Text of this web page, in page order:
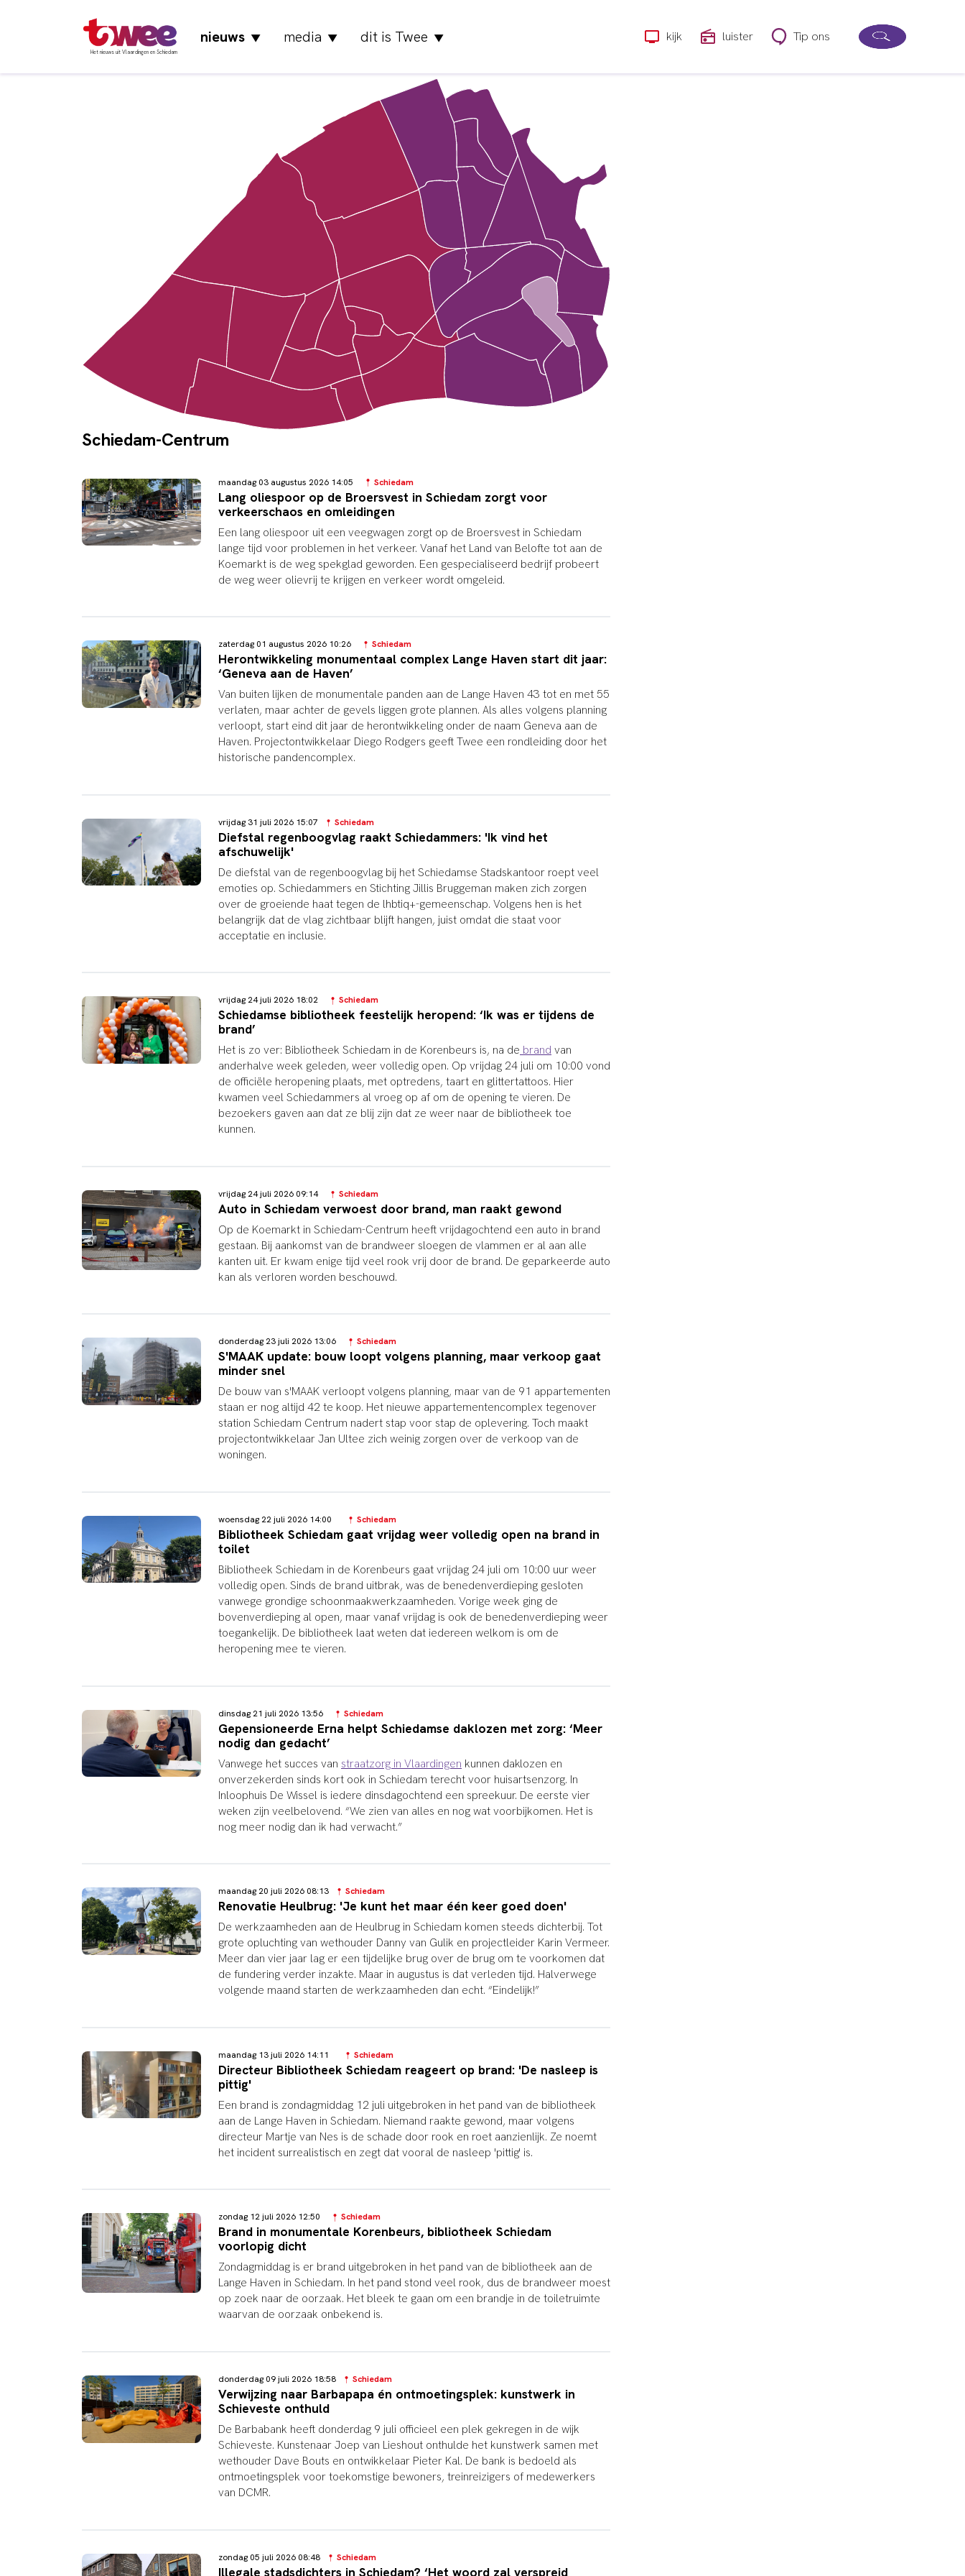
Het nieuws uit Vlaardingen en Schiedam
nieuws▼ media ▼ dit is Twee ▼ kijk luister Tip ons
Schiedam-Centrum
maandag 03 augustus 2026 14:05 Schiedam
Lang oliespoor op de Broersvest in Schiedam zorgt voor
verkeerschaos en omleidingen
Een lang oliespoor uit een veegwagen zorgt op de Broersvest in Schiedam
lange tijd voor problemen in het verkeer. Vanaf het Land van Belofte tot aan de
Koemarkt is de weg spekglad geworden. Een gespecialiseerd bedrijf probeert
de weg weer olievrij te krijgen en verkeer wordt omgeleid.
zaterdag 01 augustus 2026 10:26 Schiedam
Herontwikkeling monumentaal complex Lange Haven start dit jaar:
‘Geneva aan de Haven’
Van buiten lijken de monumentale panden aan de Lange Haven 43 tot en met 55
verlaten, maar achter de gevels liggen grote plannen. Als alles volgens planning
verloopt, start eind dit jaar de herontwikkeling onder de naam Geneva aan de
Haven. Projectontwikkelaar Diego Rodgers geeft Twee een rondleiding door het
historische pandencomplex.
vrijdag 31 juli 2026 15:07 Schiedam
Diefstal regenboogvlag raakt Schiedammers: 'Ik vind het
afschuwelijk'
De diefstal van de regenboogvlag bij het Schiedamse Stadskantoor roept veel
emoties op. Schiedammers en Stichting Jillis Bruggeman maken zich zorgen
over de groeiende haat tegen de lhbtiq+-gemeenschap. Volgens hen is het
belangrijk dat de vlag zichtbaar blijft hangen, juist omdat die staat voor
acceptatie en inclusie.
vrijdag 24 juli 2026 18:02 Schiedam
Schiedamse bibliotheek feestelijk heropend: ‘Ik was er tijdens de
brand’
Het is zo ver: Bibliotheek Schiedam in de Korenbeurs is, na de brand van
anderhalve week geleden, weer volledig open. Op vrijdag 24 juli om 10:00 vond
de officiële heropening plaats, met optredens, taart en glittertattoos. Hier
kwamen veel Schiedammers al vroeg op af om de opening te vieren. De
bezoekers gaven aan dat ze blij zijn dat ze weer naar de bibliotheek toe
kunnen.
vrijdag 24 juli 2026 09:14 Schiedam
Auto in Schiedam verwoest door brand, man raakt gewond
Op de Koemarkt in Schiedam-Centrum heeft vrijdagochtend een auto in brand
gestaan. Bij aankomst van de brandweer sloegen de vlammen er al aan alle
kanten uit. Er kwam enige tijd veel rook vrij door de brand. De geparkeerde auto
kan als verloren worden beschouwd.
donderdag 23 juli 2026 13:06 Schiedam
S'MAAK update: bouw loopt volgens planning, maar verkoop gaat
minder snel
De bouw van s'MAAK verloopt volgens planning, maar van de 91 appartementen
staan er nog altijd 42 te koop. Het nieuwe appartementencomplex tegenover
station Schiedam Centrum nadert stap voor stap de oplevering. Toch maakt
projectontwikkelaar Jan Ultee zich weinig zorgen over de verkoop van de
woningen.
woensdag 22 juli 2026 14:00 Schiedam
Bibliotheek Schiedam gaat vrijdag weer volledig open na brand in
toilet
Bibliotheek Schiedam in de Korenbeurs gaat vrijdag 24 juli om 10:00 uur weer
volledig open. Sinds de brand uitbrak, was de benedenverdieping gesloten
vanwege grondige schoonmaakwerkzaamheden. Vorige week ging de
bovenverdieping al open, maar vanaf vrijdag is ook de benedenverdieping weer
toegankelijk. De bibliotheek laat weten dat iedereen welkom is om de
heropening mee te vieren.
dinsdag 21 juli 2026 13:56 Schiedam
Gepensioneerde Erna helpt Schiedamse daklozen met zorg: ‘Meer
nodig dan gedacht’
Vanwege het succes van straatzorg in Vlaardingen kunnen daklozen en
onverzekerden sinds kort ook in Schiedam terecht voor huisartsenzorg. In
Inloophuis De Wissel is iedere dinsdagochtend een spreekuur. De eerste vier
weken zijn veelbelovend. “We zien van alles en nog wat voorbijkomen. Het is
nog meer nodig dan ik had verwacht.”
maandag 20 juli 2026 08:13 Schiedam
Renovatie Heulbrug: 'Je kunt het maar één keer goed doen'
De werkzaamheden aan de Heulbrug in Schiedam komen steeds dichterbij. Tot
grote opluchting van wethouder Danny van Gulik en projectleider Karin Vermeer.
Meer dan vier jaar lag er een tijdelijke brug over de brug om te voorkomen dat
de fundering verder inzakte. Maar in augustus is dat verleden tijd. Halverwege
volgende maand starten de werkzaamheden dan echt. “Eindelijk!”
maandag 13 juli 2026 14:11 Schiedam
Directeur Bibliotheek Schiedam reageert op brand: 'De nasleep is
pittig'
Een brand is zondagmiddag 12 juli uitgebroken in het pand van de bibliotheek
aan de Lange Haven in Schiedam. Niemand raakte gewond, maar volgens
directeur Martje van Nes is de schade door rook en roet aanzienlijk. Ze noemt
het incident surrealistisch en zegt dat vooral de nasleep 'pittig' is.
zondag 12 juli 2026 12:50 Schiedam
Brand in monumentale Korenbeurs, bibliotheek Schiedam
voorlopig dicht
Zondagmiddag is er brand uitgebroken in het pand van de bibliotheek aan de
Lange Haven in Schiedam. In het pand stond veel rook, dus de brandweer moest
op zoek naar de oorzaak. Het bleek te gaan om een brandje in de toiletruimte
waarvan de oorzaak onbekend is.
donderdag 09 juli 2026 18:58 Schiedam
Verwijzing naar Barbapapa én ontmoetingsplek: kunstwerk in
Schieveste onthuld
De Barbabank heeft donderdag 9 juli officieel een plek gekregen in de wijk
Schieveste. Kunstenaar Joep van Lieshout onthulde het kunstwerk samen met
wethouder Dave Bouts en ontwikkelaar Pieter Kal. De bank is bedoeld als
ontmoetingsplek voor toekomstige bewoners, treinreizigers of medewerkers
van DCMR.
zondag 05 juli 2026 08:48 Schiedam
Illegale stadsdichters in Schiedam? ‘Het woord zal verspreid